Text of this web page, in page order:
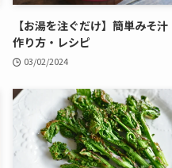
【お湯を注ぐだけ】簡単みそ汁
作り方・レシピ
03/02/2024